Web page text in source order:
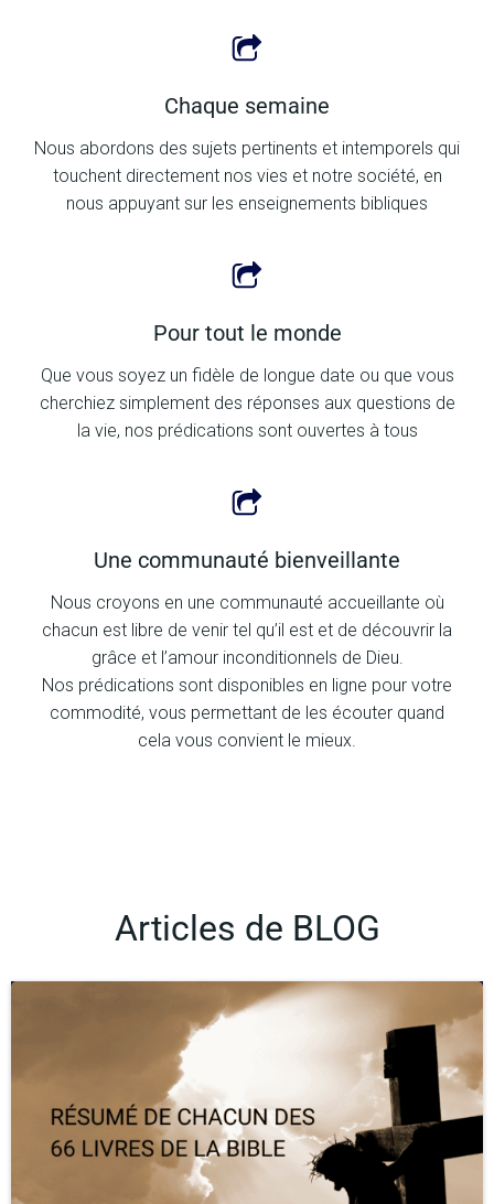
Chaque semaine
Nous abordons des sujets pertinents et intemporels qui
touchent directement nos vies et notre société, en
nous appuyant sur les enseignements bibliques
Pour tout le monde
Que vous soyez un fidèle de longue date ou que vous
cherchiez simplement des réponses aux questions de
la vie, nos prédications sont ouvertes à tous
Une communauté bienveillante
Nous croyons en une communauté accueillante où
chacun est libre de venir tel qu’il est et de découvrir la
grâce et l’amour inconditionnels de Dieu.
Nos prédications sont disponibles en ligne pour votre
commodité, vous permettant de les écouter quand
cela vous convient le mieux.
Articles de BLOG